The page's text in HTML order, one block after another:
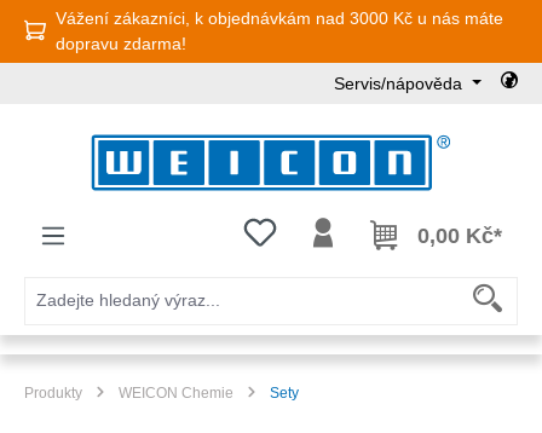
Přejít na hlavní obsah
Vážení zákazníci, k objednávkám nad 3000 Kč u nás máte
dopravu zdarma!
Servis/nápověda
Máte 0 položky v seznamu přání
0,00 Kč*
Produkty WEICON Chemie Sety